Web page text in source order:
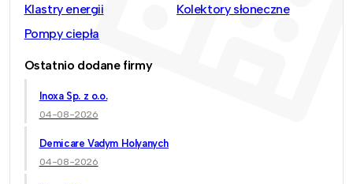
Klastry energii
Kolektory słoneczne
Pompy ciepła
Ostatnio dodane firmy
Inoxa Sp. z o.o.
04-08-2026
Demicare Vadym Holyanych
04-08-2026